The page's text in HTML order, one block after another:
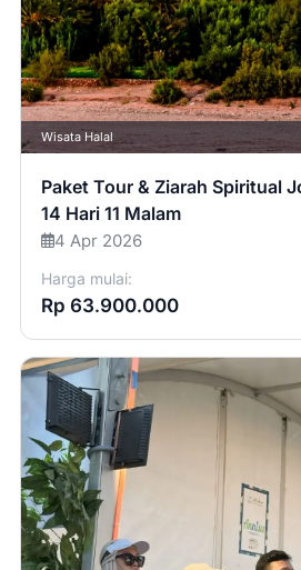
Wisata Halal
Paket Tour & Ziarah Spiritual
14 Hari 11 Malam
4 Apr 2026
Harga mulai:
Rp 63.900.000